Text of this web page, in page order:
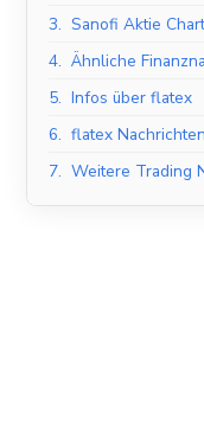
3. Sanofi Aktie Chart
4. Ähnliche
5. Infos über flatex
6. flatex Nachrichten
7. Weitere Trading